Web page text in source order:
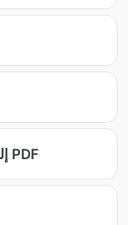
تحويل ملف PSD إلى PDF